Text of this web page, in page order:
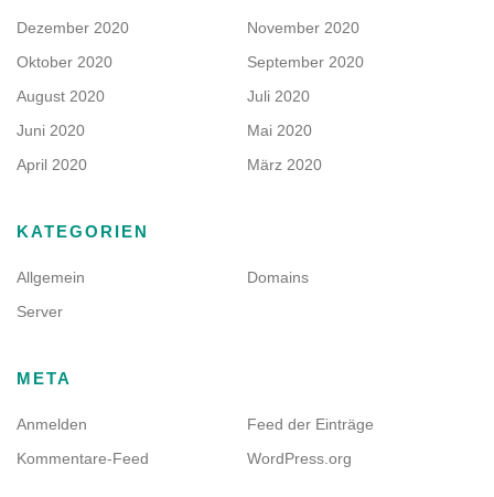
Dezember 2020
November 2020
Oktober 2020
September 2020
August 2020
Juli 2020
Juni 2020
Mai 2020
April 2020
März 2020
KATEGORIEN
Allgemein
Domains
Server
META
Anmelden
Feed der Einträge
Kommentare-Feed
WordPress.org